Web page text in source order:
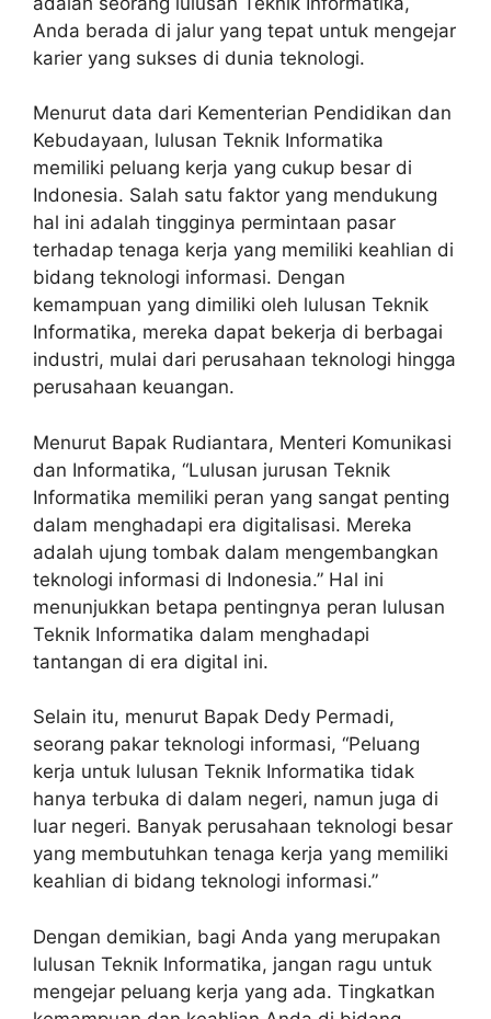
Anda berada di jalur yang tepat untuk mengejar
karier yang sukses di dunia teknologi.
Menurut data dari Kementerian Pendidikan dan
Kebudayaan, lulusan Teknik Informatika
memiliki peluang kerja yang cukup besar di
Indonesia. Salah satu faktor yang mendukung
hal ini adalah tingginya permintaan pasar
terhadap tenaga kerja yang memiliki keahlian di
bidang teknologi informasi. Dengan
kemampuan yang dimiliki oleh lulusan Teknik
Informatika, mereka dapat bekerja di berbagai
industri, mulai dari perusahaan teknologi hingga
perusahaan keuangan.
Menurut Bapak Rudiantara, Menteri Komunikasi
dan Informatika, “Lulusan jurusan Teknik
Informatika memiliki peran yang sangat penting
dalam menghadapi era digitalisasi. Mereka
adalah ujung tombak dalam mengembangkan
teknologi informasi di Indonesia.” Hal ini
menunjukkan betapa pentingnya peran lulusan
Teknik Informatika dalam menghadapi
tantangan di era digital ini.
Selain itu, menurut Bapak Dedy Permadi,
seorang pakar teknologi informasi, “Peluang
kerja untuk lulusan Teknik Informatika tidak
hanya terbuka di dalam negeri, namun juga di
luar negeri. Banyak perusahaan teknologi besar
yang membutuhkan tenaga kerja yang memiliki
keahlian di bidang teknologi informasi.”
Dengan demikian, bagi Anda yang merupakan
lulusan Teknik Informatika, jangan ragu untuk
mengejar peluang kerja yang ada. Tingkatkan